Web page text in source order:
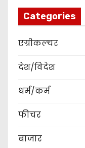
Categories
एग्रीकल्चर
देश/विदेश
धर्म/कर्म
फीचर
बाजार